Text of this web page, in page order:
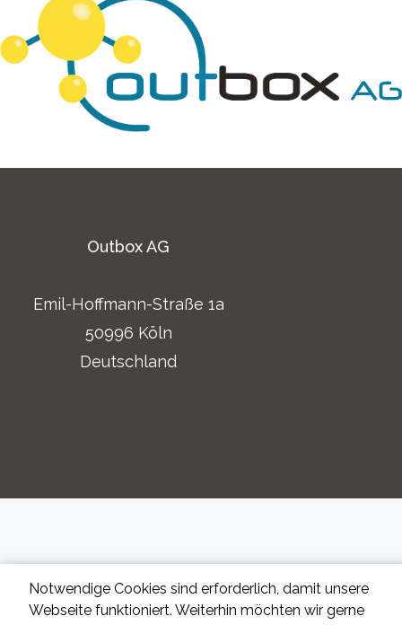
Notwendige Cookies sind erforderlich, damit unsere
Webseite funktioniert. Weiterhin möchten wir gerne
unsere Kommunikationslösungen für Ihren Erfolg
konzipiert.
Outbox AG
Emil-Hoffmann-Straße 1a
50996 Köln
Deutschland